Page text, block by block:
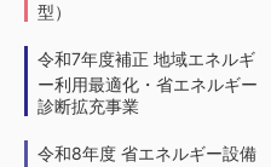
型）
令和7年度補正 地域エネルギ
ー利用最適化・省エネルギー
診断拡充事業
令和8年度 省エネルギー設備